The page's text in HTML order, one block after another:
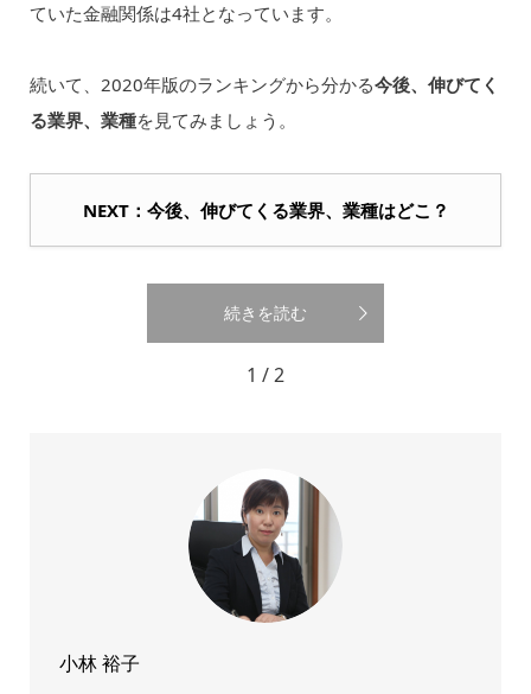
ていた金融関係は4社となっています。
続いて、2020年版のランキングから分かる今後、伸びてく
る業界、業種を見てみましょう。
NEXT：今後、伸びてくる業界、業種はどこ？
続きを読む
1 / 2
小林 裕子